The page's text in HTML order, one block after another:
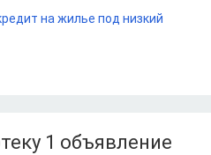
на жилье под низкий
1 объявление